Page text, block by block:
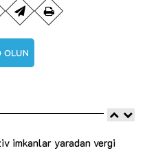
imkanlar yaradan vergi